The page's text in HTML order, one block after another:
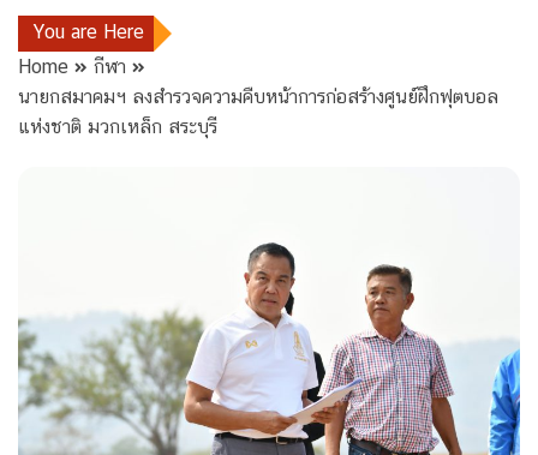
You are Here
Home
กีฬา
นายกสมาคมฯ ลงสำรวจความคืบหน้าการก่อสร้างศูนย์ฝึกฟุตบอล
แห่งชาติ มวกเหล็ก สระบุรี